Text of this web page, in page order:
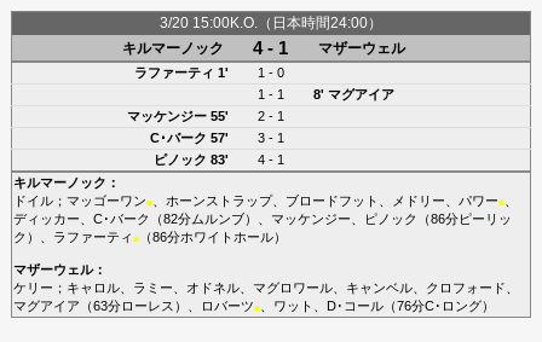
3/20 15:00K.O.（日本時間24:00）
キルマーノック
4 - 1 マザーウェル
ラファーティ 1'
1 - 0
1 - 1
8' マグアイア
マッケンジー55'
2 - 1
C･バーク 57'
3 - 1
ピノック 83'
4 - 1
キルマーノック ：
ドイル； マッゴーワン■、 ホーンストラップ、 ブロードフット メドリー パワー■、
ディッカー
C･バーク （82分ムルンブ）、 マッケンジー ピノック （86分ピーリッ
ク ）、 ラファーティ ■（86分ホワイトホール）
マザーウェル：
ケリー ； キャロル、 ラミー オドネル、 マグロワール、 キャンベル、 クロフォード
マグアイア （63分ローレス ）、 ロバーツ■、 ワット D･コール（76分C･ロング）